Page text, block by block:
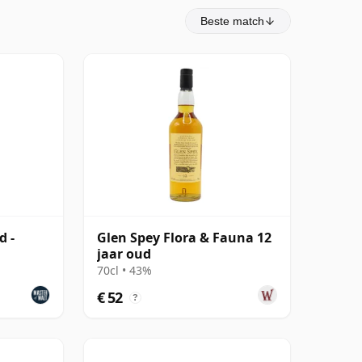
Beste match
-
Glen Spey Flora & Fauna 12
jaar oud
70cl • 43%
€ 52 ?